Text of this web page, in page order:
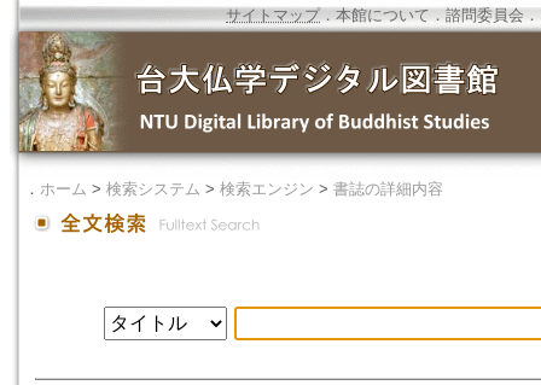
サイトマップ．本館について ． 諮問委員会 ．
． ホーム > 検索システム > 検索エンジン > 書誌の詳細内容